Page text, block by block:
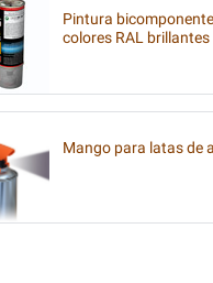
Pintura
colores RAL brillantes
Mango para latas de